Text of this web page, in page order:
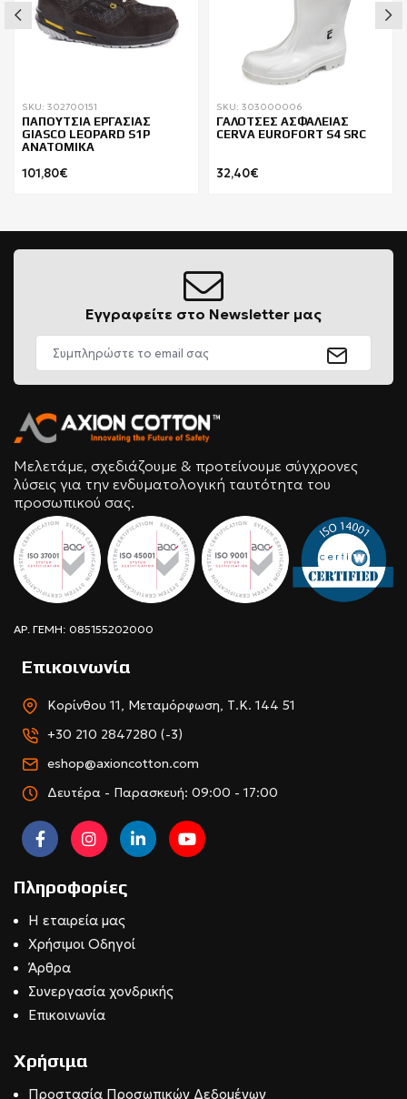
SKU: 302700151
ΠΑΠΟΥΤΣΙΑ ΕΡΓΑΣΙΑΣ
GIASCO LEOPARD S1P
ΑΝΑΤΟΜΙΚΑ
101,80€
SKU: 303000006
ΓΑΛΟΤΣΕΣ ΑΣΦΑΛΕΙΑΣ
CERVA EUROFORT S4 SRC
32,40€
Εγγραφείτε στο Newsletter μας
Μελετάμε, σχεδιάζουμε & προτείνουμε σύγχρονες
λύσεις για την ενδυματολογική ταυτότητα του
προσωπικού σας.
ΑΡ. ΓΕΜΗ: 085155202000
Επικοινωνία
Κορίνθου 11, Μεταμόρφωση, Τ.Κ. 144 51
+30 210 2847280 (-3)
eshop@axioncotton.com
Δευτέρα - Παρασκευή: 09:00 - 17:00
Πληροφορίες
Η εταιρεία μας
Χρήσιμοι Οδηγοί
Άρθρα
Συνεργασία χονδρικής
Επικοινωνία
Χρήσιμα
Προστασία Προσωπικών Δεδομένων